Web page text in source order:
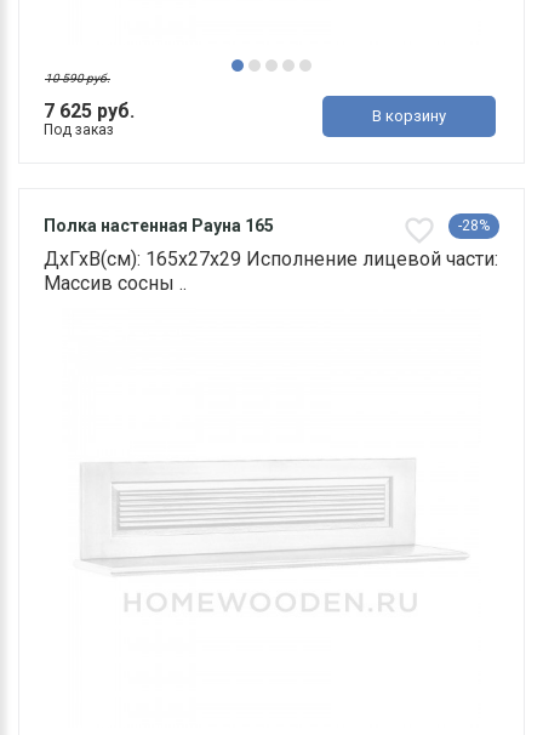
7 625 руб.
10 590 руб.
Под заказ
В корзину
Полка настенная Рауна 165 -28%
ДхГхВ(см): 165х27х29 Исполнение лицевой части:
Массив сосны ..